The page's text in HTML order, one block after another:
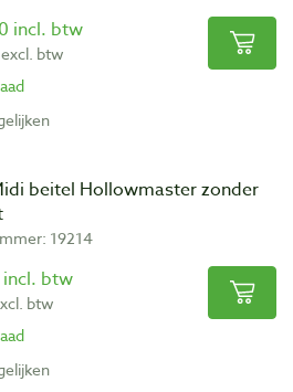
incl. btw
btw
beitel Hollowmaster zonder
19214
btw
btw